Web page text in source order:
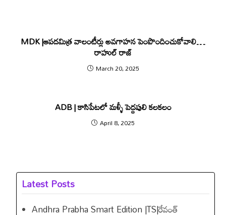
MDK |ఆపదమిత్ర వాలంటీర్లు అవగాహన పెంపొందించుకోవాలి…
రాహుల్ రాజ్
March 20, 2025
ADB | కాసిపేటలో మళ్ళీ పెద్దపులి కలకలం
April 8, 2025
Latest Posts
Andhra Prabha Smart Edition |TS|రేవంత్​